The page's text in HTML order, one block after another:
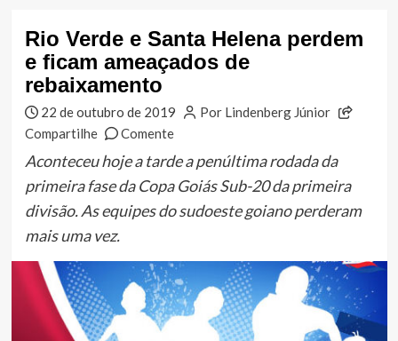
Rio Verde e Santa Helena perdem
e ficam ameaçados de
rebaixamento
22 de outubro de 2019
Por Lindenberg Júnior
Compartilhe
Comente
Aconteceu hoje a tarde a penúltima rodada da
primeira fase da Copa Goiás Sub-20 da primeira
divisão. As equipes do sudoeste goiano perderam
mais uma vez.